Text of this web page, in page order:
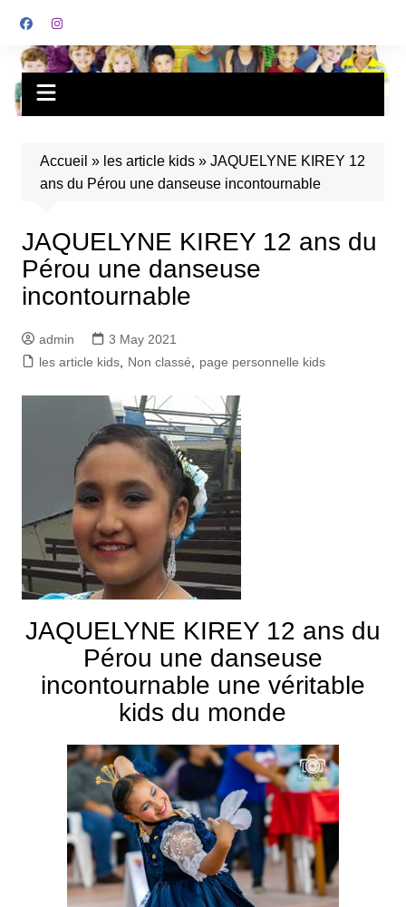
Accueil » les article kids» JAQUELYNE KIREY 12
ans du Pérou une danseuse incontournable
JAQUELYNE KIREY 12 ans du
Pérou une danseuse
incontournable
admin
3 May 2021
les article kids, Non classé page personnelle kids
JAQUELYNE KIREY 12 ans du
Pérou une danseuse
incontournable une véritable
kids du monde